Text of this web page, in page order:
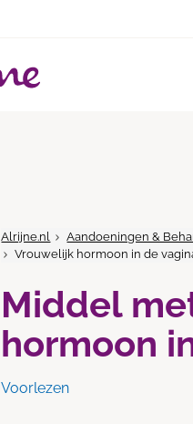
Alrijne.nl Aandoeningen &
Vrouwelijk hormoon in de
Middel
hormoon
Voorlezen